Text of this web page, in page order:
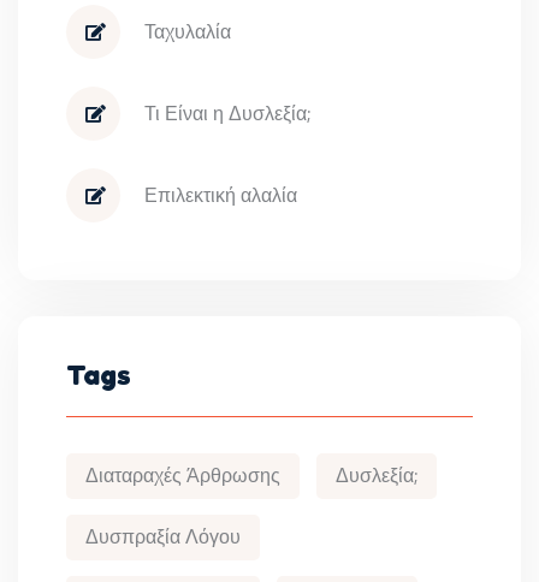
Ταχυλαλία
Τι Είναι η Δυσλεξία;
Επιλεκτική αλαλία
Tags
Διαταραχές Άρθρωσης Δυσλεξία;
Δυσπραξία Λόγου